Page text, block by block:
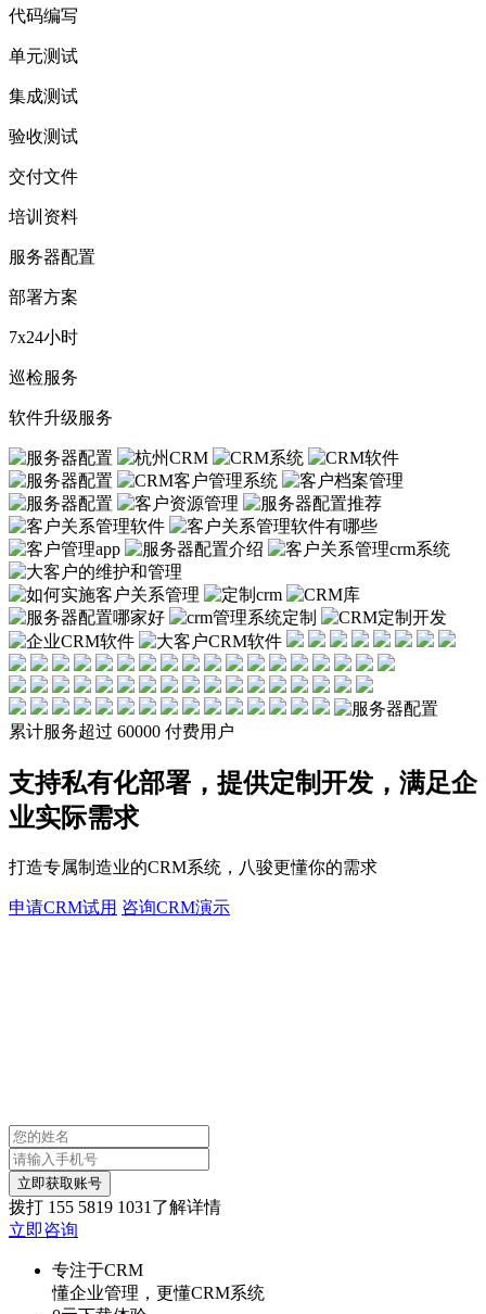
代码编写
单元测试
集成测试
验收测试
交付文件
培训资料
服务器配置
部署方案
7x24小时
巡检服务
软件升级服务
累计服务超过 60000 付费用户
支持私有化部署，提供定制开发，满足企
业实际需求
打造专属制造业的CRM系统，八骏更懂你的需求
申请CRM试用 咨询CRM演示
立即获取账号
拨打 155 5819 1031 了解详情
立即咨询
专注于CRM
懂企业管理，更懂CRM系统